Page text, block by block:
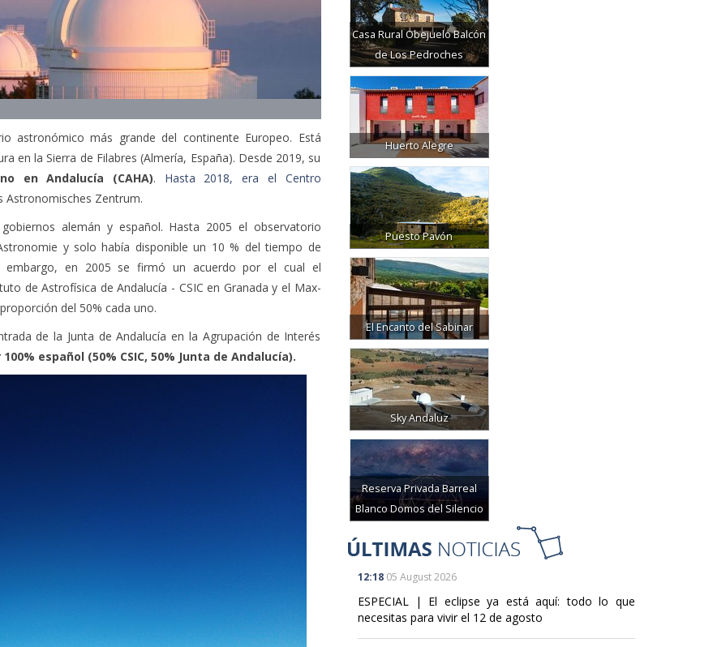
astronómico más grande del continente Europeo. Está
en la Sierra de Filabres (Almería, España). Desde 2019, su
en Andalucía (CAHA)
Hasta 2018, era el Centro
Astronomisches Zentrum.
alemán y español. Hasta 2005 el observatorio
y solo había disponible un 10 % del tiempo de
embargo, en 2005 se firmó un acuerdo por el cual el
de Astrofísica de Andalucía - CSIC en Granada y el Max-
del 50% cada uno.
de la Junta de Andalucía en la Agrupación de Interés
español (50% CSIC, 50% Junta de Andalucía).
Casa Rural Obejuelo Balcón
de Los Pedroches
Huerto Alegre
Puesto Pavón
El Encanto del Sabinar
Sky Andaluz
Reserva Privada Barreal
Blanco Domos del Silencio
12:18 05 August 2026
ESPECIAL | El eclipse ya está aquí: todo lo que
necesitas para vivir el 12 de agosto